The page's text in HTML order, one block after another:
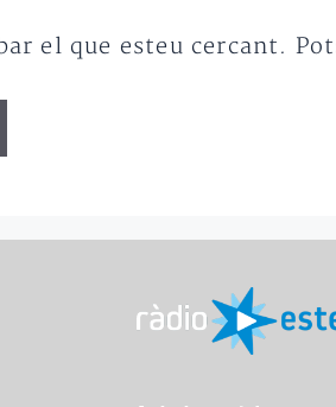
el que esteu cercant.